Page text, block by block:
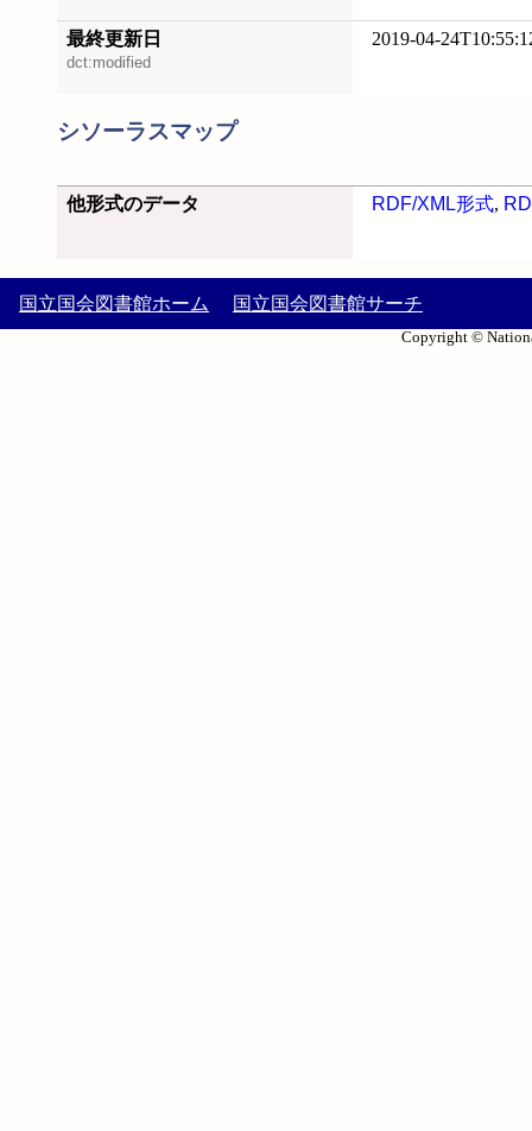
最終更新日
dct:modified
2019-04-
シソーラスマップ
他形式のデータ RDF/XML形式,
国立国会図書館ホーム 国立国会図書館サーチ
Copyright ©